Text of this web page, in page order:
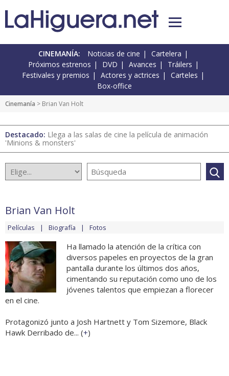
CINEMANÍA: Noticias de cine
Cartelera
Próximos estrenos
DVD Avances
Tráilers
Festivales y premios
Actores y actrices
Carteles
Box-office
Cinemanía > Brian Van Holt
Destacado: Llega a las salas de cine la película de animación
'Minions & monsters'
Brian Van Holt
Películas Biografía Fotos
Ha llamado la atención de la crítica con
diversos papeles en proyectos de la gran
pantalla durante los últimos dos años,
cimentando su reputación como uno de los
jóvenes talentos que empiezan a florecer
en el cine.
Protagonizó junto a Josh Hartnett y Tom Sizemore, Black
Hawk Derribado de... (+)